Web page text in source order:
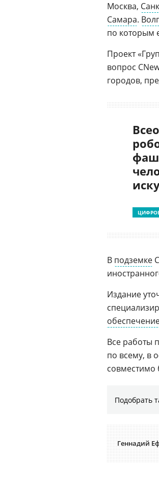
Москва,
Самара.
по которым
Проект
вопрос
городов,
В подземке
Издание
Все работы
по всему, в
совместимо
Подобрать
Геннадий